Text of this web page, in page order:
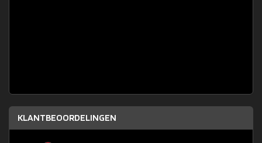
KLANTBEOORDELINGEN